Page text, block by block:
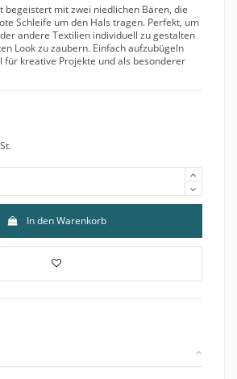
begeistert mit zwei niedlichen Bären, die
Schleife um den Hals tragen. Perfekt, um
andere Textilien individuell zu gestalten
Look zu zaubern. Einfach aufzubügeln
für kreative Projekte und als besonderer
In den Warenkorb